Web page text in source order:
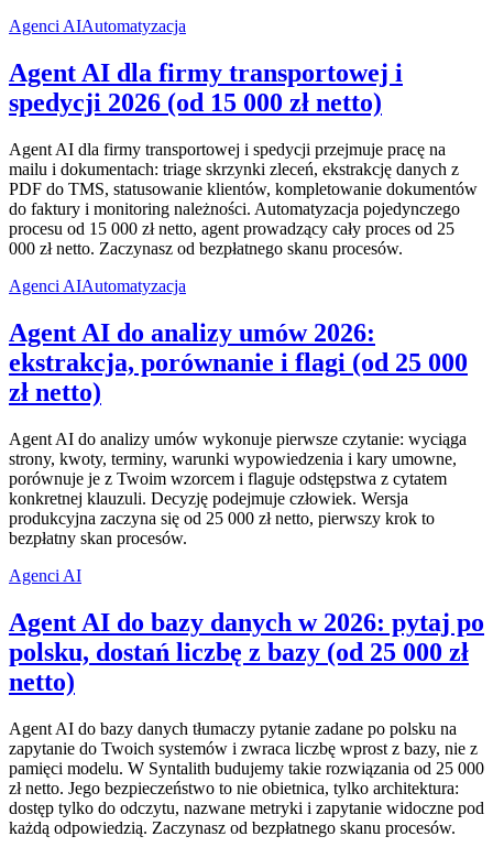
Agenci AIAutomatyzacja
Agent AI dla firmy transportowej i
spedycji 2026 (od 15 000 zł netto)
Agent AI dla firmy transportowej i spedycji przejmuje pracę na
mailu i dokumentach: triage skrzynki zleceń, ekstrakcję danych z
PDF do TMS, statusowanie klientów, kompletowanie dokumentów
do faktury i monitoring należności. Automatyzacja pojedynczego
procesu od 15 000 zł netto, agent prowadzący cały proces od 25
000 zł netto. Zaczynasz od bezpłatnego skanu procesów.
Agenci AIAutomatyzacja
Agent AI do analizy umów 2026:
ekstrakcja, porównanie i flagi (od 25 000
zł netto)
Agent AI do analizy umów wykonuje pierwsze czytanie: wyciąga
strony, kwoty, terminy, warunki wypowiedzenia i kary umowne,
porównuje je z Twoim wzorcem i flaguje odstępstwa z cytatem
konkretnej klauzuli. Decyzję podejmuje człowiek. Wersja
produkcyjna zaczyna się od 25 000 zł netto, pierwszy krok to
bezpłatny skan procesów.
Agenci AI
Agent AI do bazy danych w 2026: pytaj po
polsku, dostań liczbę z bazy (od 25 000 zł
netto)
Agent AI do bazy danych tłumaczy pytanie zadane po polsku na
zapytanie do Twoich systemów i zwraca liczbę wprost z bazy, nie z
pamięci modelu. W Syntalith budujemy takie rozwiązania od 25 000
zł netto. Jego bezpieczeństwo to nie obietnica, tylko architektura:
dostęp tylko do odczytu, nazwane metryki i zapytanie widoczne pod
każdą odpowiedzią. Zaczynasz od bezpłatnego skanu procesów.